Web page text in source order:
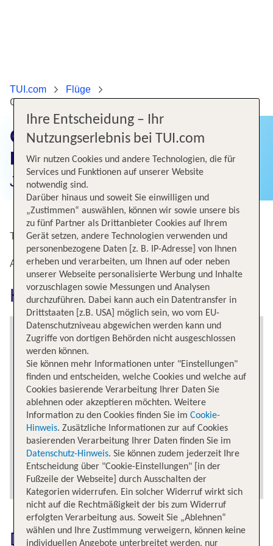
TUI.com
Flüge
Günstige Flüge von Barcelona nach Hamburg
Günstige Flüge von
Barcelona nach Hamburg
Jetzt Flugangebote finden!
Top Angebote von Barcelona nach Hamburg
Alternative Flugverbindungen nach Hamburg
Hamburg erkunden
Das könnte dich auch
Ihre Entscheidung – Ihr
Nutzungserlebnis bei TUI.com
Wir nutzen Cookies und andere Technologien, die für
Services und Funktionen auf unserer Website
notwendig sind.
Darüber hinaus und soweit Sie einwilligen und
„Zustimmen“ auswählen, können wir sowie unsere bis
zu fünf Partner als Drittanbieter Cookies auf Ihrem
Gerät setzen, andere Technologien verwenden und
personenbezogene Daten [z. B. IP-Adresse] von Ihnen
erheben und verarbeiten, um Ihnen auf oder neben
unserer Webseite personalisierte Werbung und Inhalte
vorzuschlagen sowie Messungen und Analysen
durchzuführen. Dabei kann auch ein Datentransfer in
Drittstaaten [z.B. USA] möglich sein, wo vom EU-
Datenschutzniveau abgewichen werden kann und
Zugriffe von dortigen Behörden nicht ausgeschlossen
werden können.
Sie können mehr Informationen unter "Einstellungen"
finden und entscheiden, welche Cookies und welche auf
Cookies basierende Verarbeitung Ihrer Daten Sie
ablehnen oder akzeptieren möchten. Weitere
Information zu den Cookies finden Sie im Cookie-
Hinweis. Zusätzliche Informationen zur auf Cookies
basierenden Verarbeitung Ihrer Daten finden Sie im
Datenschutz-Hinweis. Sie können zudem jederzeit Ihre
Entscheidung über "Cookie-Einstellungen" [in der
Fußzeile der Webseite] durch Ausschalten der
Kategorien widerrufen. Ein solcher Widerruf wirkt sich
nicht auf die Rechtmäßigkeit der bis zum Widerruf
erfolgten Verarbeitung aus. Soweit Sie „Ablehnen“
wählen und Ihre Zustimmung verweigern, können keine
individuellen Angebote unterbreitet werden, nur